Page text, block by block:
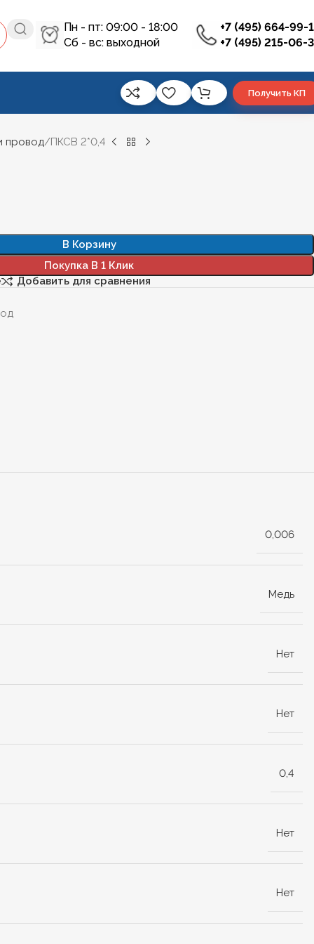
Пн - пт: 09:00 - 18:00
Сб - вс: выходной
+7 (495) 664-99-
+7 (495) 215-06-
Получить КП
провод ПКСВ 2*0,4
В Корзину
Покупка В 1 Клик
Добавить для сравнения
0,006
Медь
Нет
Нет
0,4
Нет
Нет